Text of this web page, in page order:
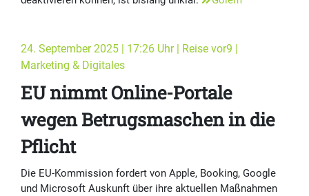
24. September 2025 | 17:26 Uhr | Reise vor9 |
Marketing & Digitales
EU nimmt Online-Portale
wegen Betrugsmaschen in die
Pflicht
Die EU-Kommission fordert von Apple, Booking, Google
und Microsoft Auskunft über ihre aktuellen Maßnahmen